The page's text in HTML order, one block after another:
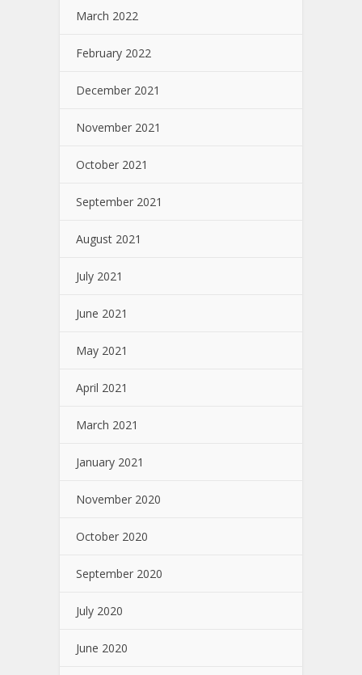
March 2022
February 2022
December 2021
November 2021
October 2021
September 2021
August 2021
July 2021
June 2021
May 2021
April 2021
March 2021
January 2021
November 2020
October 2020
September 2020
July 2020
June 2020